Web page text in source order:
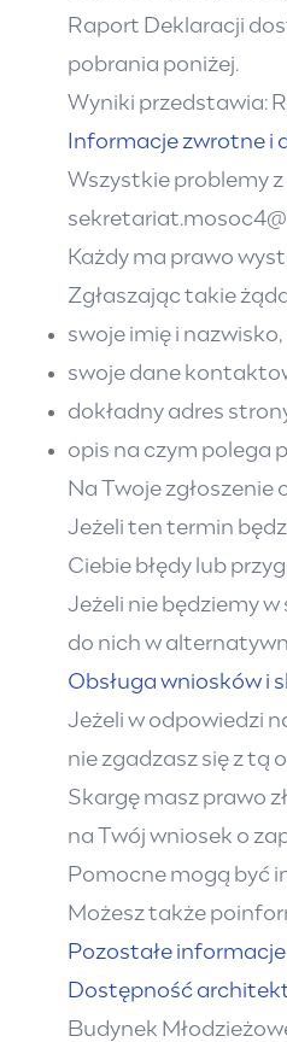
Raport Deklaracji
pobrania poniżej.
Wyniki przedstawia:
Informacje zwrotne i
Wszystkie problemy
Każdy ma prawo
Zgłaszając takie
swoje imię i nazwisko,
swoje dane
dokładny adres
opis na czym polega
Na Twoje
Jeżeli ten termin
Ciebie błędy lub
Jeżeli nie będziemy
do nich w
Obsługa wniosków i
Jeżeli w odpowiedzi
nie zgadzasz się z tą
Skargę masz prawo
na Twój wniosek o
Pomocne mogą być
Możesz także
Pozostałe informacje
Dostępność
Budynek